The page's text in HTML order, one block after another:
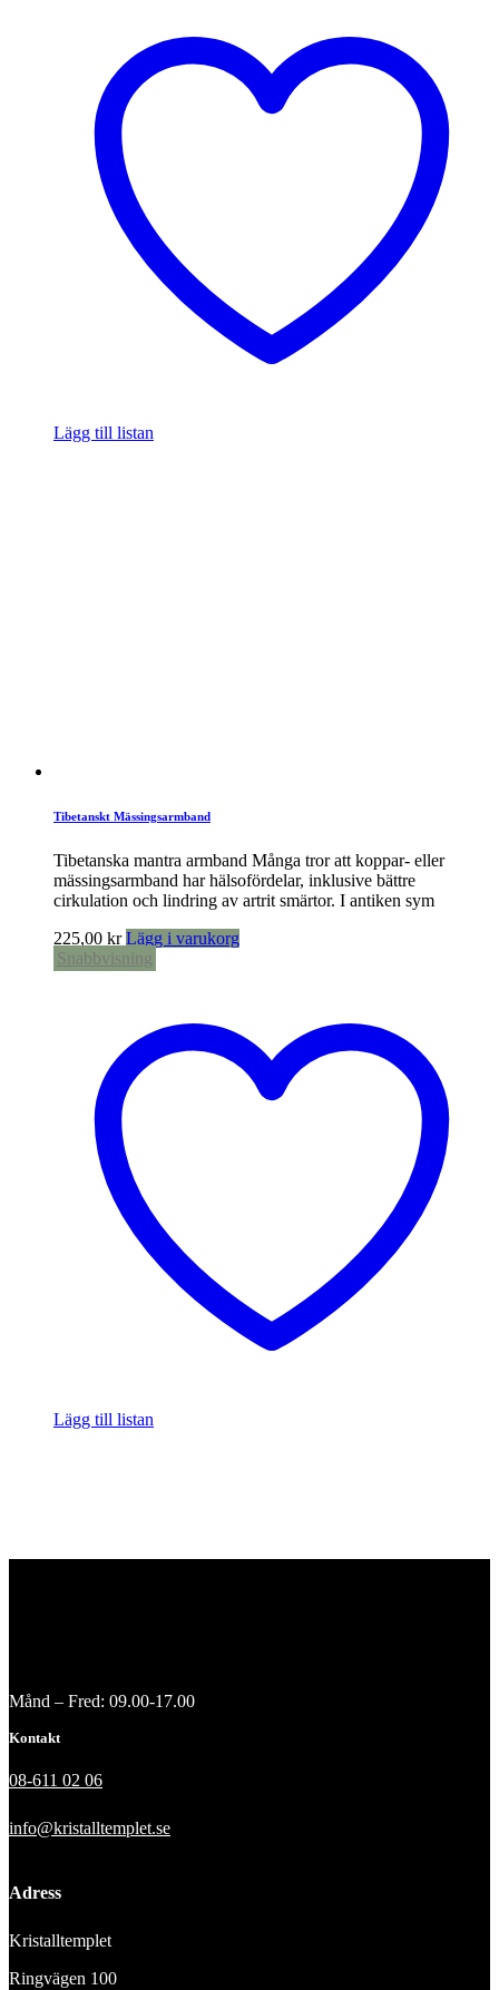
Lägg till listan
Tibetanskt Mässingsarmband
Tibetanska mantra armband Många tror att koppar- eller
mässingsarmband har hälsofördelar, inklusive bättre
cirkulation och lindring av artrit smärtor. I antiken sym
225,00 kr Lägg i varukorg
Snabbvisning
Lägg till listan
Månd – Fred: 09.00-17.00
Kontakt
08-611 02 06
info@kristalltemplet.se
Adress
Kristalltemplet
Ringvägen 100